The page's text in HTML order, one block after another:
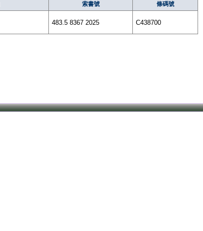
索書號 條碼號
483.5 8367 2025 C438700